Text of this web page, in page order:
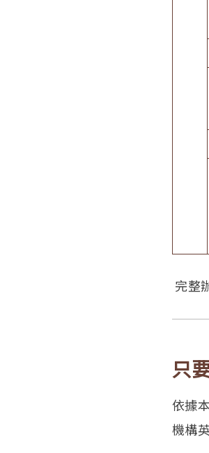
完整
只
依據
機構